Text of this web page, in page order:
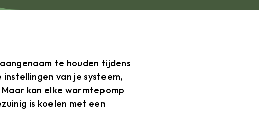
te houden tijdens
van je systeem,
kan elke warmtepomp
is koelen met een